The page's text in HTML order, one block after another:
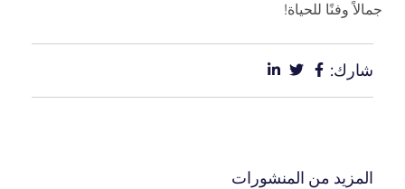
جمالاً وفنًا للحياة!
شارك:
المزيد من المنشورات